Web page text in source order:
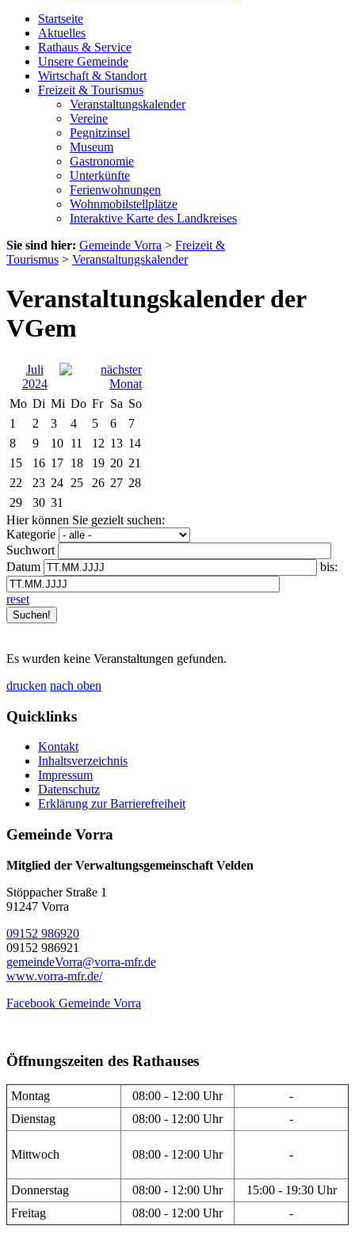
Startseite
Aktuelles
Rathaus & Service
Unsere Gemeinde
Wirtschaft & Standort
Freizeit & Tourismus
Veranstaltungskalender
Vereine
Pegnitzinsel
Museum
Gastronomie
Unterkünfte
Ferienwohnungen
Wohnmobilstellplätze
Interaktive Karte des Landkreises
Sie sind hier: Gemeinde Vorra > Freizeit &
Tourismus > Veranstaltungskalender
Veranstaltungskalender der
VGem
Juli
2024
Mo Di Mi Do Fr Sa So
1
2 3 4 5 6
7
8
9 10 11 12 13 14
15
16 17 18 19 20 21
22
23 24 25 26 27 28
29
30 31
Hier können Sie gezielt suchen:
Kategorie
Suchwort
Datum
bis:
reset
Es wurden keine Veranstaltungen gefunden.
drucken nach oben
Quicklinks
Kontakt
Inhaltsverzeichnis
Impressum
Datenschutz
Erklärung zur Barrierefreiheit
Gemeinde Vorra
Mitglied der Verwaltungsgemeinschaft Velden
Stöppacher Straße 1
91247 Vorra
09152 986920
09152 986921
gemeindeVorra@vorra-mfr.de
www.vorra-mfr.de/
Facebook Gemeinde Vorra
Öffnungszeiten des Rathauses
Montag 08:00 - 12:00 Uhr
-
Dienstag
08:00 - 12:00 Uhr -
Mittwoch 08:00 - 12:00 Uhr -
Donnerstag 08:00 - 12:00 Uhr
15:00 - 19:30 Uhr
Freitag
08:00 - 12:00 Uhr -